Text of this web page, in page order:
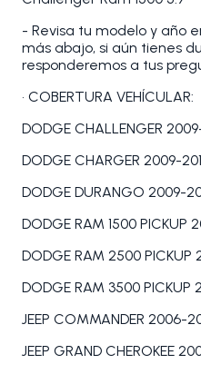
- Revisa tu modelo y año
más abajo, si aún tienes
responderemos a tus
• COBERTURA VEHÍCULAR:
DODGE CHALLENGER
DODGE CHARGER 2009-
DODGE DURANGO 2009-
DODGE RAM 1500 PICKUP
DODGE RAM 2500 PICKUP
DODGE RAM 3500 PICKUP
JEEP COMMANDER 2006-
JEEP GRAND CHEROKEE